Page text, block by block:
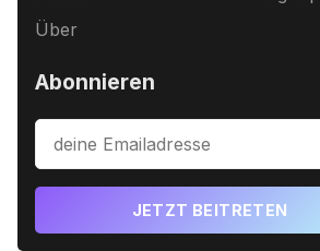
Über
Abonnieren
JETZT BEITRETEN